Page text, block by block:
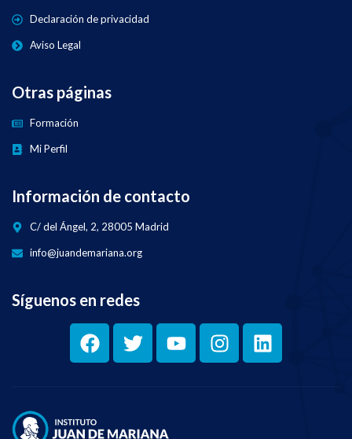
Declaración de privacidad
Aviso Legal
Otras páginas
Formación
Mi Perfil
Información de contacto
C/ del Ángel, 2, 28005 Madrid
info@juandemariana.org
Síguenos en redes